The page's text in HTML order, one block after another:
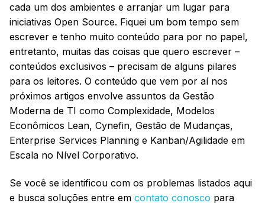
cada um dos ambientes e arranjar um lugar para
iniciativas Open Source. Fiquei um bom tempo sem
escrever e tenho muito conteúdo para por no papel,
entretanto, muitas das coisas que quero escrever –
conteúdos exclusivos – precisam de alguns pilares
para os leitores. O conteúdo que vem por aí nos
próximos artigos envolve assuntos da Gestão
Moderna de TI como Complexidade, Modelos
Econômicos Lean, Cynefin, Gestão de Mudanças,
Enterprise Services Planning e Kanban/Agilidade em
Escala no Nível Corporativo.
Se você se identificou com os problemas listados aqui
e busca soluções entre em contato conosco para